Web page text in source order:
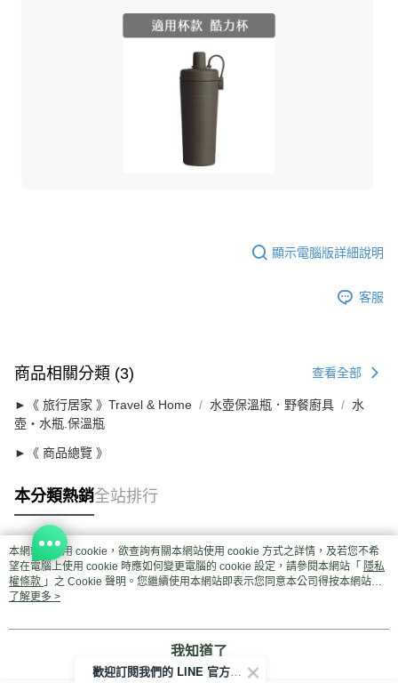
顯示電腦版詳細說明
客服
商品相關分類 (3) 查看全部
►《 旅行居家 》Travel & Home 水壺保溫瓶．野餐廚具
水
壺‧水瓶.保溫瓶
►《 商品總覽 》
本分類熱銷全站排行
熱門標籤
本網站中使用 cookie，欲查詢有關本網站使用 cookie 方式之詳情，及若您不希
望在電腦上使用 cookie 時應如何變更電腦的 cookie 設定，請參閱本網站「 隱私
權條款 」之 Cookie 聲明。您繼續使用本網站即表示您同意本公司得按本網站使
用條款之 Cookie 聲明使用 cookie。
了解更多 >
我知道了
歡迎訂閱我們的 LINE 官方帳號